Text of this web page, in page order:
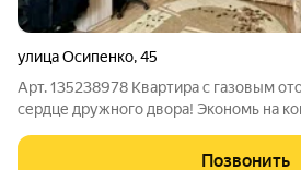
улица Осипенко,45
Арт. 135238978 Квартира с газовым
сердце дружного двора! Экономь на
комнаты (раздельные: 18 и 11,5 кв.м) Общая площадь: 47,4 кв.м /
Позвонить